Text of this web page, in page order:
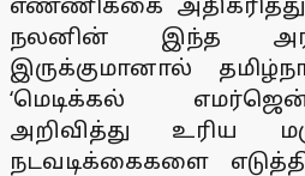
நலனின் இந்த
இருக்குமானால்
‘மெடிக்கல்
அறிவித்து உரிய
நடவடிக்கைகளை